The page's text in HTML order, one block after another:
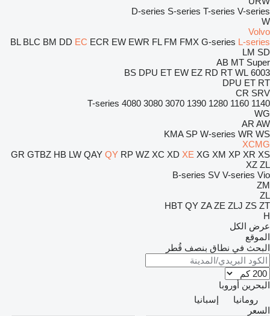
D-series S-series T-series V-series
W
Volvo
BL BLC BM DD EC ECR EW EWR FL FM FMX G-series L-series
LM SD
AB MT Super
6003
BS DPU ET EW EZ RD RT WL
DPU ET RT
CR SRV
1140
1160
1280
1390
3070
3080
4080
T-series
WG
AR AW
KMA SP W-series WR WS
XCMG
GR GTBZ HB LW QAY QY RP WZ XC XD XE XG XM XP XR XS
XZ ZL
B-series SV V-series Vio
ZM
ZL
HBT QY ZA ZE ZLJ ZS ZT
H
عرض الكل
الموقع
البحث في نطاق بنصف قُطر
البحرين أوروبا
رومانيا
إسبانيا
السعر